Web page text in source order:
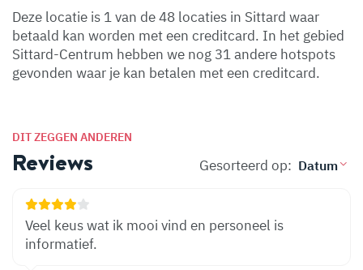
Deze locatie is 1 van de 48 locaties in Sittard waar
betaald kan worden met een creditcard. In het gebied
Sittard-Centrum hebben we nog 31 andere hotspots
gevonden waar je kan betalen met een creditcard.
DIT ZEGGEN ANDEREN
Reviews Gesorteerd op:
Veel keus wat ik mooi vind en personeel is
informatief.